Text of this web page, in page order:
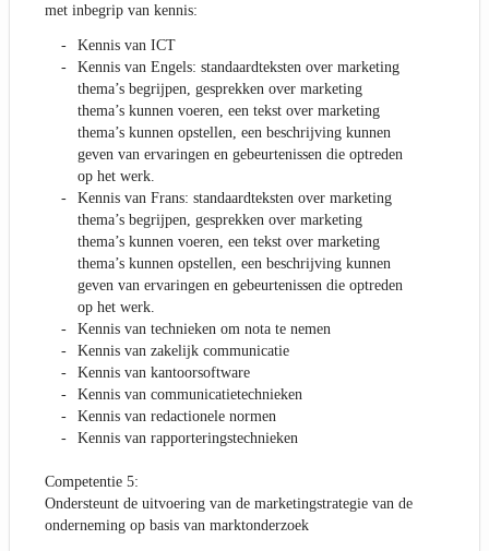
met inbegrip van kennis:
Kennis van ICT
Kennis van Engels: standaardteksten over marketing
thema’s begrijpen, gesprekken over marketing
thema’s kunnen voeren, een tekst over marketing
thema’s kunnen opstellen, een beschrijving kunnen
geven van ervaringen en gebeurtenissen die optreden
op het werk.
Kennis van Frans: standaardteksten over marketing
thema’s begrijpen, gesprekken over marketing
thema’s kunnen voeren, een tekst over marketing
thema’s kunnen opstellen, een beschrijving kunnen
geven van ervaringen en gebeurtenissen die optreden
op het werk.
Kennis van technieken om nota te nemen
Kennis van zakelijk communicatie
Kennis van kantoorsoftware
Kennis van communicatietechnieken
Kennis van redactionele normen
Kennis van rapporteringstechnieken
Competentie 5:
Ondersteunt de uitvoering van de marketingstrategie van de
onderneming op basis van marktonderzoek